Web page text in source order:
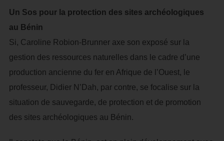
Un Sos pour la protection des sites archéologiques
au Bénin
Si, Caroline Robion-Brunner axe son exposé sur la
gestion des ressources naturelles dans le cadre d’une
production ancienne du fer en Afrique de l’Ouest, le
professeur, Didier N’Dah, par contre, se focalise sur la
situation de sauvegarde, de protection et de promotion
des sites archéologiques au Bénin.